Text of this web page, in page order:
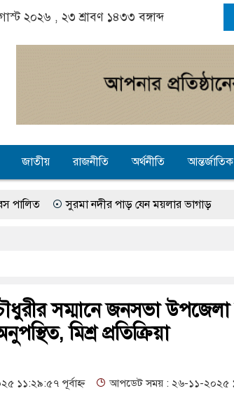
২০২৬ , ২৩ শ্রাবণ ১৪৩৩ বঙ্গাব্দ
জাতীয় রাজনীতি অর্থনীতি আন্তর্জাতিক
সুরমা নদীর পাড় যেন ময়লার ভাগাড়
বুথ ও সেল্ফ সার্ভিস সেন্টারের উদ্বোধন
নিরাপত্তা ও সুষ্ঠু বিচার দাবি
সম্মানে জনসভা
মিশ্র প্রতিক্রিয়া
১১:২৯:৫৭ পূর্বাহ্ন আপডেট সময় : ২৬-১১-২০২৫